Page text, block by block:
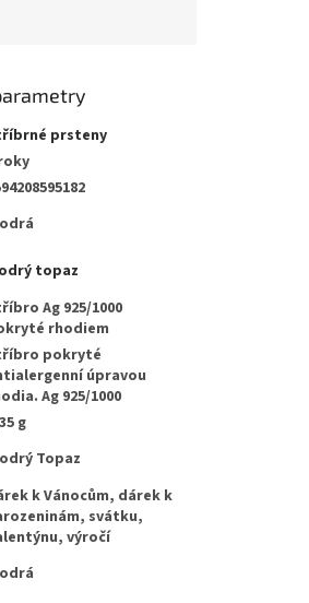
prsteny
topaz
Ag 925/1000
rhodiem
pokryté
úpravou
Ag 925/1000
g
Topaz
k Vánocům, dárek k
svátku,
výročí